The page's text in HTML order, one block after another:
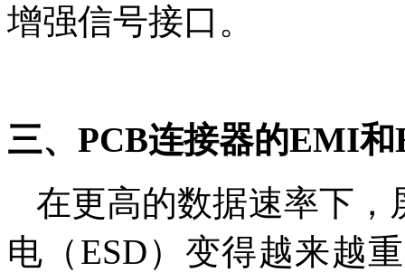
增强信号接口。
三、PCB连接器的EMI和
在更高的数据速率下
电（ESD）变得越来越